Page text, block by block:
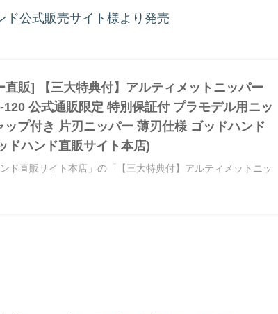
公式販売サイト様より発売
直販] 【三大特典付】アルティメットニッパー
120 公式通販限定 特別保証付 プラモデル用ニッ
ップ付き 片刃ニッパー 薄刃仕様 ゴッドハンド
ドハンド直販サイト本店)
ンド直販サイト本店」の「【三大特典付】アルティメットニッ